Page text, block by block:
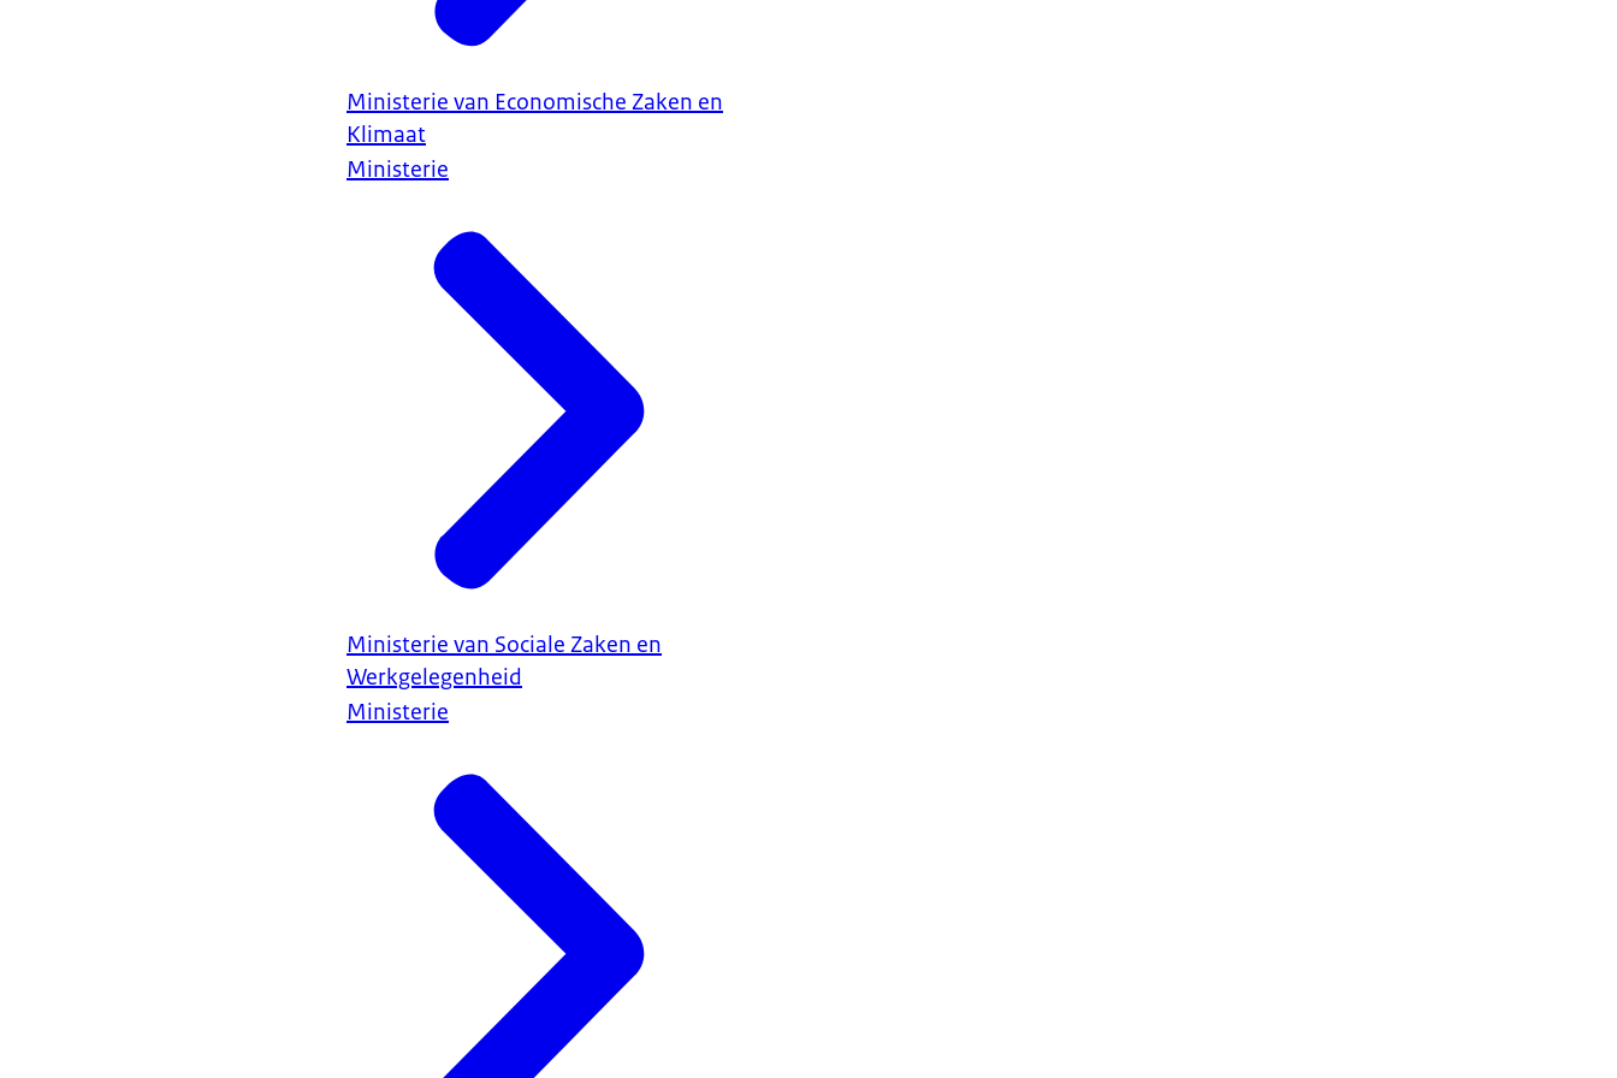
Ministerie van Economische Zaken en
Klimaat
Ministerie
Ministerie van Sociale Zaken en
Werkgelegenheid
Ministerie